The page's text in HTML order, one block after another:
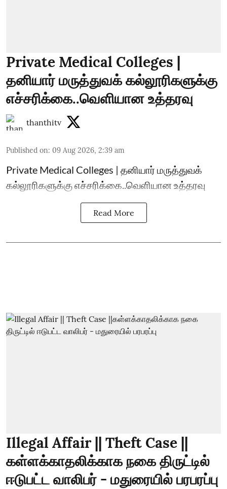
Private Medical Colleges |
தனியார் மருத்துவக் கல்லூரிகளுக்கு
எச்சரிக்கை..வெளியான உத்தரவு
thanthitv
Published on: 09 Aug 2026, 2:39 am
Private Medical Colleges | தனியார் மருத்துவக்
கல்லூரிகளுக்கு எச்சரிக்கை..வெளியான உத்தரவு
Read More
Illegal Affair || Theft Case ||
கள்ளக்காதலிக்காக நகை திருட்டில்
ஈடுபட்ட வாலிபர் - மதுரையில் பரபரப்பு